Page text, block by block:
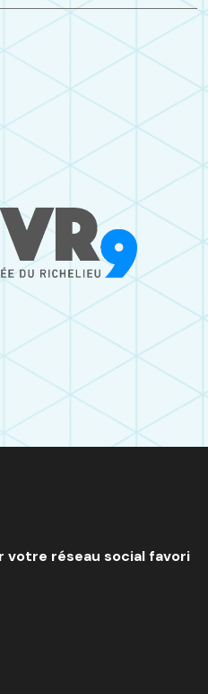
votre réseau social favori